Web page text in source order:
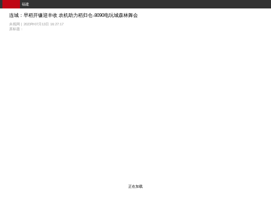
福建
连城：早稻开镰迎丰收 农机助力稻归仓-8090电玩城森林舞会
央视网 | 2023年07月13日 16:27:17
原标题：
正在加载